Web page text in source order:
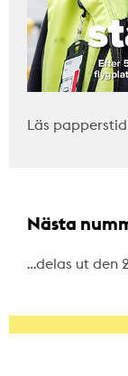
Läs
Nästa
…delas ut den